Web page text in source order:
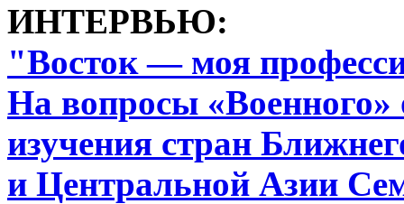
ИНТЕРВЬЮ:
"Восток — моя
На вопросы «Военного»
изучения стран
и Центральной Азии